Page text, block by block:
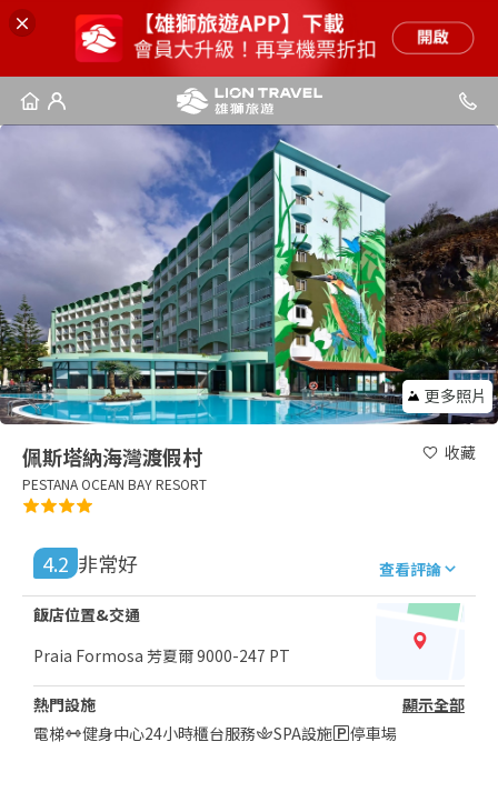
更多照片
佩斯塔納海灣渡假村
PESTANA OCEAN BAY RESORT
收藏
4.2 非常好 查看評論
飯店位置&交通
Praia Formosa 芳夏爾 9000-247 PT
熱門設施
顯示全部
電梯
健身中心24小時櫃台服務 SPA設施 停車場